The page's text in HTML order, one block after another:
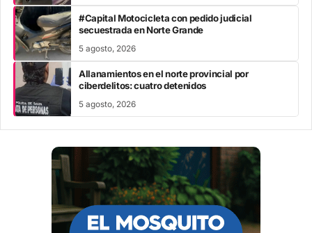
#Capital Motocicleta con pedido judicial
secuestrada en Norte Grande
5 agosto, 2026
Allanamientos en el norte provincial por
ciberdelitos: cuatro detenidos
5 agosto, 2026